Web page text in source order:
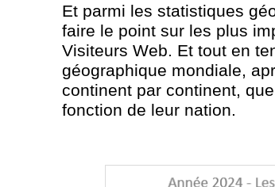
Et parmi les statistiques
faire le point sur les plus
Visiteurs Web. Et tout en
géographique mondiale,
continent par continent,
fonction de leur nation.